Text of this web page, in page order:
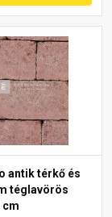
antik térkő és
téglavörös
cm